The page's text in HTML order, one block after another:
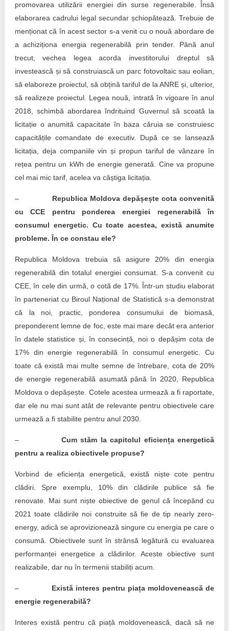
promovarea utilizării energiei din surse regenerabile. Însă
elaborarea cadrului legal secundar șchiopătează. Trebuie de
menționat că în acest sector s-a venit cu o nouă abordare de
a achiziționa energia regenerabilă prin tender. Până anul
trecut, vechea legea acorda investitorului dreptul să
investească și să construiască un parc fotovoltaic sau eolian,
să elaboreze proiectul, să obțină tariful de la ANRE și, ulterior,
să realizeze proiectul. Legea nouă, intrată în vigoare în anul
2018, schimbă abordarea îndrituind Guvernul să scoată la
licitație o anumită capacitate în baza căruia se construiesc
capacitățile comandate de executiv. După ce se lansează
licitația, deja companiile vin și propun tariful de vânzare în
rețea pentru un kWh de energie generată. Cine va propune
cel mai mic tarif, acelea va câștiga licitația.
– Republica Moldova depășește cota convenită
cu CCE pentru ponderea energiei regenerabilă în
consumul energetic. Cu toate acestea, există anumite
probleme. În ce constau ele?
Republica Moldova trebuia să asigure 20% din energia
regenerabilă din totalul energiei consumat. S-a convenit cu
CEE, în cele din urmă, o cotă de 17%. Într-un studiu elaborat
în parteneriat cu Biroul Național de Statistică s-a demonstrat
că la noi, practic, ponderea consumului de biomasă,
preponderent lemne de foc, este mai mare decât era anterior
în datele statistice și, în consecință, noi o depășim cota de
17% din energie regenerabilă în consumul energetic. Cu
toate că există mai multe semne de întrebare, cota de 20%
de energie regenerabilă asumată până în 2020, Republica
Moldova o depășește. Cotele acestea urmează a fi raportate,
dar ele nu mai sunt atât de relevante pentru obiectivele care
urmează a fi stabilite pentru anul 2030.
–Cum stăm la capitolul eficiența energetică
pentru a realiza obiectivele propuse?
Vorbind de eficiența energetică, există niște cote pentru
clădiri. Spre exemplu, 10% din clădirile publice să fie
renovate. Mai sunt niște obiective de genul că începând cu
2021 toate clădirile noi construite să fie de tip nearly zero-
energy, adică se aprovizionează singure cu energia pe care o
consumă. Obiectivele sunt în strânsă legătură cu evaluarea
performanței energetice a clădirilor. Aceste obiective sunt
realizabile, dar nu în termenii stabiliți acum.
– Există interes pentru piața moldovenească de
energie regenerabilă?
Interes există pentru că piață moldovenească, dacă să ne